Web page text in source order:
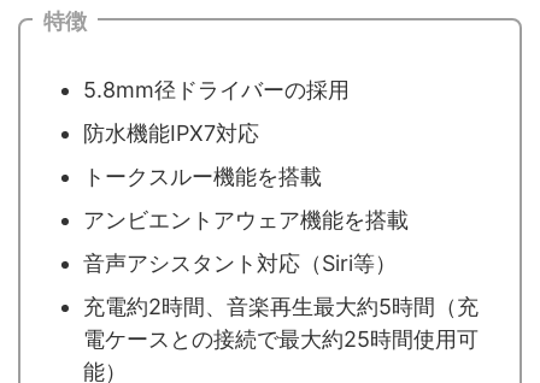
特徴
5.8mm径ドライバーの採用
防水機能IPX7対応
トークスルー機能を搭載
アンビエントアウェア機能を搭載
音声アシスタント対応（Siri等）
充電約2時間、音楽再生最大約5時間（充
電ケースとの接続で最大約25時間使用可
能）